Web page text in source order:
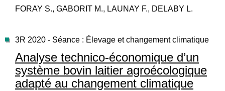
FORAY S., GABORIT M., LAUNAY F., DELABY L.
3R 2020 - Séance : Élevage et changement climatique
Analyse technico-économique d’un
système bovin laitier agroécologique
adapté au changement climatique